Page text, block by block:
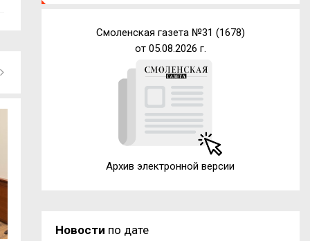
Смоленская газета №31 (1678)
от 05.08.2026 г.
Архив электронной версии
Новости по дате